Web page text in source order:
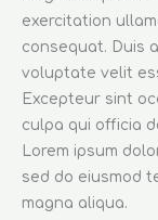
exercitation
consequat. Duis
voluptate velit
Excepteur sint
culpa qui officia
Lorem ipsum
sed do eiusmod
magna aliqua.